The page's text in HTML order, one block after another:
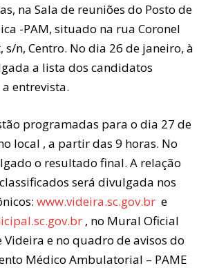
na Sala de reuniões do Posto de
-PAM, situado na rua Coronel
n, Centro. No dia 26 de janeiro, à
a lista dos candidatos
entrevista.
programadas para o dia 27 de
local , a partir das 9 horas. No
o resultado final. A relação
será divulgada nos
www.videira.sc.gov.br e
, no Mural Oficial
e no quadro de avisos do
Médico Ambulatorial – PAME